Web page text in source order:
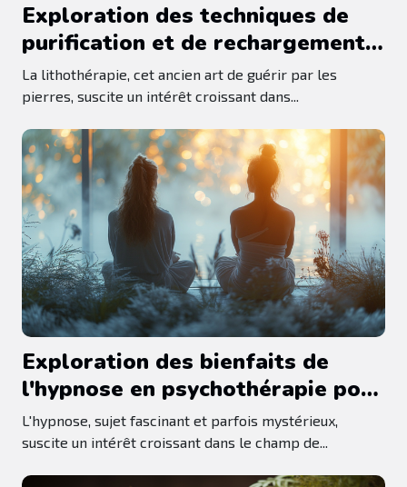
Exploration des techniques de
purification et de rechargement
des pierres en lithothérapie
La lithothérapie, cet ancien art de guérir par les
pierres, suscite un intérêt croissant dans...
Exploration des bienfaits de
l'hypnose en psychothérapie pour
surmonter les troubles
émotionnels et
comportementaux
L'hypnose, sujet fascinant et parfois mystérieux,
suscite un intérêt croissant dans le champ de...